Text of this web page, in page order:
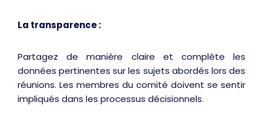
La transparence :
Partagez de manière claire et complète les
données pertinentes sur les sujets abordés lors des
réunions. Les membres du comité doivent se sentir
impliqués dans les processus décisionnels.